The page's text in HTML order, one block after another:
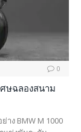
0
ษฉลองสนาม
าง BMW M 1000